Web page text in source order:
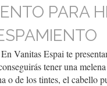
PARA
Vanitas Espai te
tener una
o de los tintes, el cabello